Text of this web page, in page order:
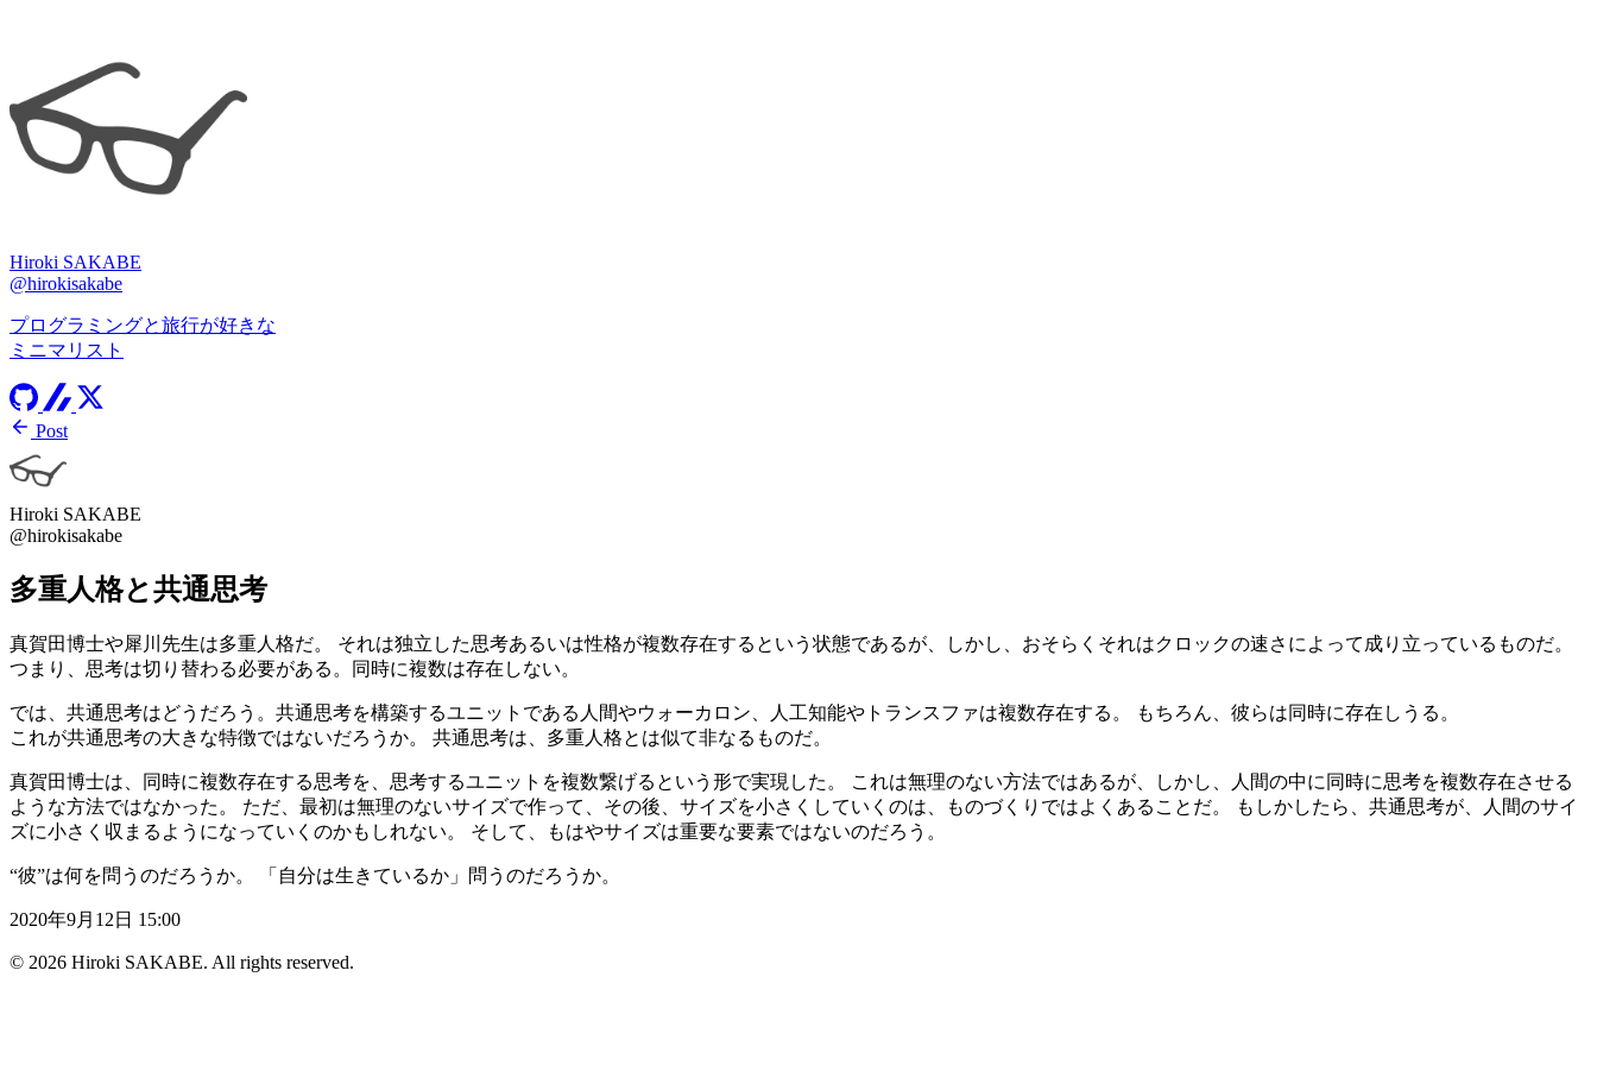
Hiroki SAKABE
@hirokisakabe
プログラミングと旅行が好きな
ミニマリスト
Post
Hiroki SAKABE
@hirokisakabe
多重人格と共通思考
真賀田博士や犀川先生は多重人格だ。 それは独立した思考あるいは性格が複数存在するという状態であるが、しかし、おそらくそれはクロックの速さによって成り立っているものだ。
つまり、思考は切り替わる必要がある。同時に複数は存在しない。
では、共通思考はどうだろう。共通思考を構築するユニットである人間やウォーカロン、人工知能やトランスファは複数存在する。 もちろん、彼らは同時に存在しうる。
これが共通思考の大きな特徴ではないだろうか。 共通思考は、多重人格とは似て非なるものだ。
真賀田博士は、同時に複数存在する思考を、思考するユニットを複数繋げるという形で実現した。 これは無理のない方法ではあるが、しかし、人間の中に同時に思考を複数存在させる
ような方法ではなかった。 ただ、最初は無理のないサイズで作って、その後、サイズを小さくしていくのは、ものづくりではよくあることだ。 もしかしたら、共通思考が、人間のサイ
ズに小さく収まるようになっていくのかもしれない。 そして、もはやサイズは重要な要素ではないのだろう。
“彼”は何を問うのだろうか。 「自分は生きているか」問うのだろうか。
2020年9月12日 15:00
© 2026 Hiroki SAKABE. All rights reserved.